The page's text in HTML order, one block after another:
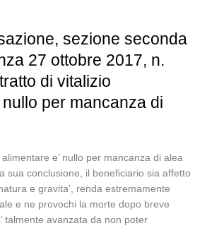
sezione seconda
27 ottobre 2017, n.
di vitalizio
nullo per mancanza di
e’ nullo per mancanza di alea
sua conclusione, il beneficiario sia affetto
e gravita’, renda estremamente
e ne provochi la morte dopo breve
talmente avanzata da non poter